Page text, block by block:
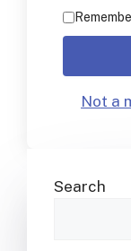
Not a
Search